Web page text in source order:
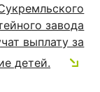
завода
выплату за
детей.